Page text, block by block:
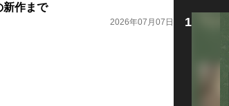
新作まで
2026年07月07日